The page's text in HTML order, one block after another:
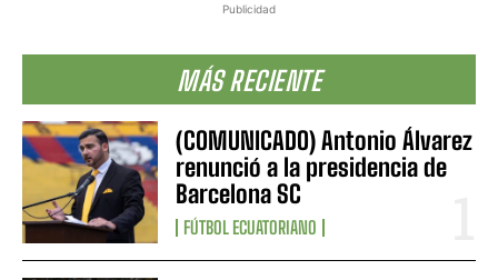
Publicidad
MÁS RECIENTE
(COMUNICADO) Antonio Álvarez
renunció a la presidencia de
Barcelona SC
FÚTBOL ECUATORIANO